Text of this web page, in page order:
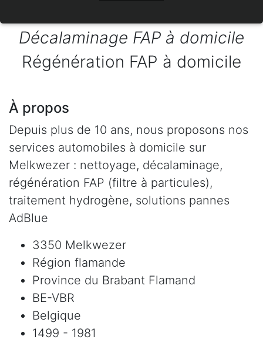
Décalaminage FAP à domicile
Régénération FAP à domicile
À propos
Depuis plus de 10 ans, nous proposons nos
services automobiles à domicile sur
Melkwezer : nettoyage, décalaminage,
régénération FAP (filtre à particules),
traitement hydrogène, solutions pannes
AdBlue
3350 Melkwezer
Région flamande
Province du Brabant Flamand
BE-VBR
Belgique
1499 - 1981